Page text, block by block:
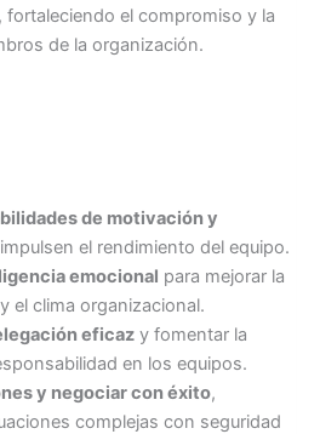
el compromiso y la
de la organización.
de motivación y
el rendimiento del equipo.
emocional para mejorar la
el clima organizacional.
eficazy fomentar la
en los equipos.
y negociar con éxito,
complejas con seguridad